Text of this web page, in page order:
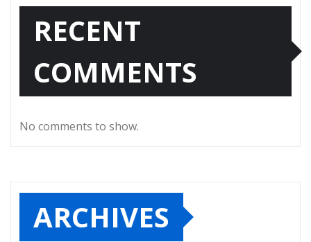
RECENT
COMMENTS
No comments to show.
ARCHIVES